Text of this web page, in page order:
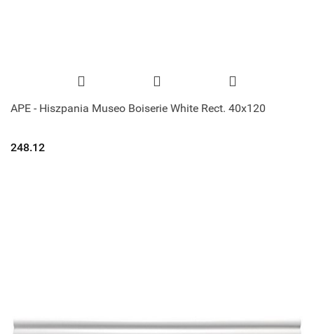
APE - Hiszpania Museo Boiserie White Rect. 40x120
248.12